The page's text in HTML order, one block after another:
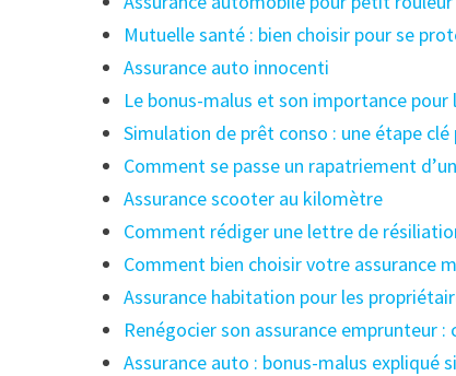
Mutuelle santé : bien choisir pour se
Assurance auto innocenti
Le bonus-malus et son importance pour
Simulation de prêt conso : une étape
Comment se passe un rapatriement
Assurance scooter au kilomètre
Comment rédiger une lettre de
Comment bien choisir votre assurance
Assurance habitation pour les
Renégocier son assurance emprunteur
Assurance auto : bonus-malus expliqué